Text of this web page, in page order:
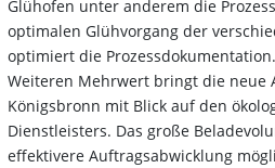
Glühofen unter anderem die
optimalen Glühvorgang der
optimiert die Prozessdokumentation.
Weiteren Mehrwert bringt die neue
Königsbronn mit Blick auf den
Dienstleisters. Das große
effektivere Auftragsabwicklung